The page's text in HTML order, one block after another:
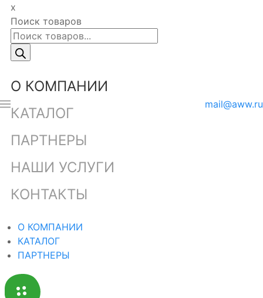
x
Поиск товаров
О КОМПАНИИ
КАТАЛОГ
ПАРТНЕРЫ
НАШИ УСЛУГИ
КОНТАКТЫ
mail@aww.ru
О КОМПАНИИ
КАТАЛОГ
ПАРТНЕРЫ